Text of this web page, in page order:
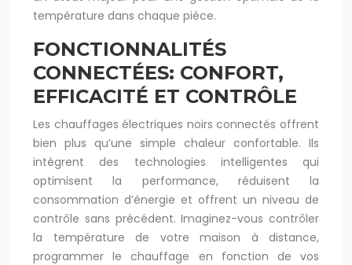
température dans chaque pièce.
FONCTIONNALITÉS
CONNECTÉES: CONFORT,
EFFICACITÉ ET CONTRÔLE
Les chauffages électriques noirs connectés offrent
bien plus qu’une simple chaleur confortable. Ils
intègrent des technologies intelligentes qui
optimisent la performance, réduisent la
consommation d’énergie et offrent un niveau de
contrôle sans précédent. Imaginez-vous contrôler
la température de votre maison à distance,
programmer le chauffage en fonction de vos